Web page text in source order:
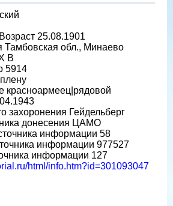
25.08.1901
Тамбовская обл., Минаево
B
5914
красноармеец|рядовой
захоронения Гейдельберг
донесения ЦАМО
информации 58
информации 977527
информации 127
html/info.htm?id=301093047